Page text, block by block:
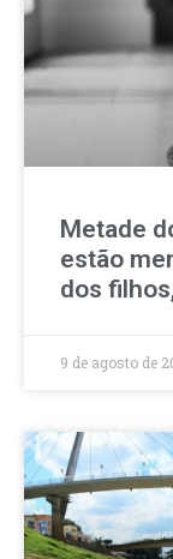
Metade
estão
dos
9 de agosto de